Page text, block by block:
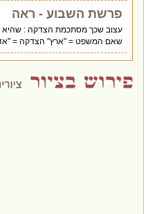
פרשת השבוע - ראה
עצוב שכך מסתכמת הצדקה : שהיא
שאם המשפט = "ארץ" הצדקה =